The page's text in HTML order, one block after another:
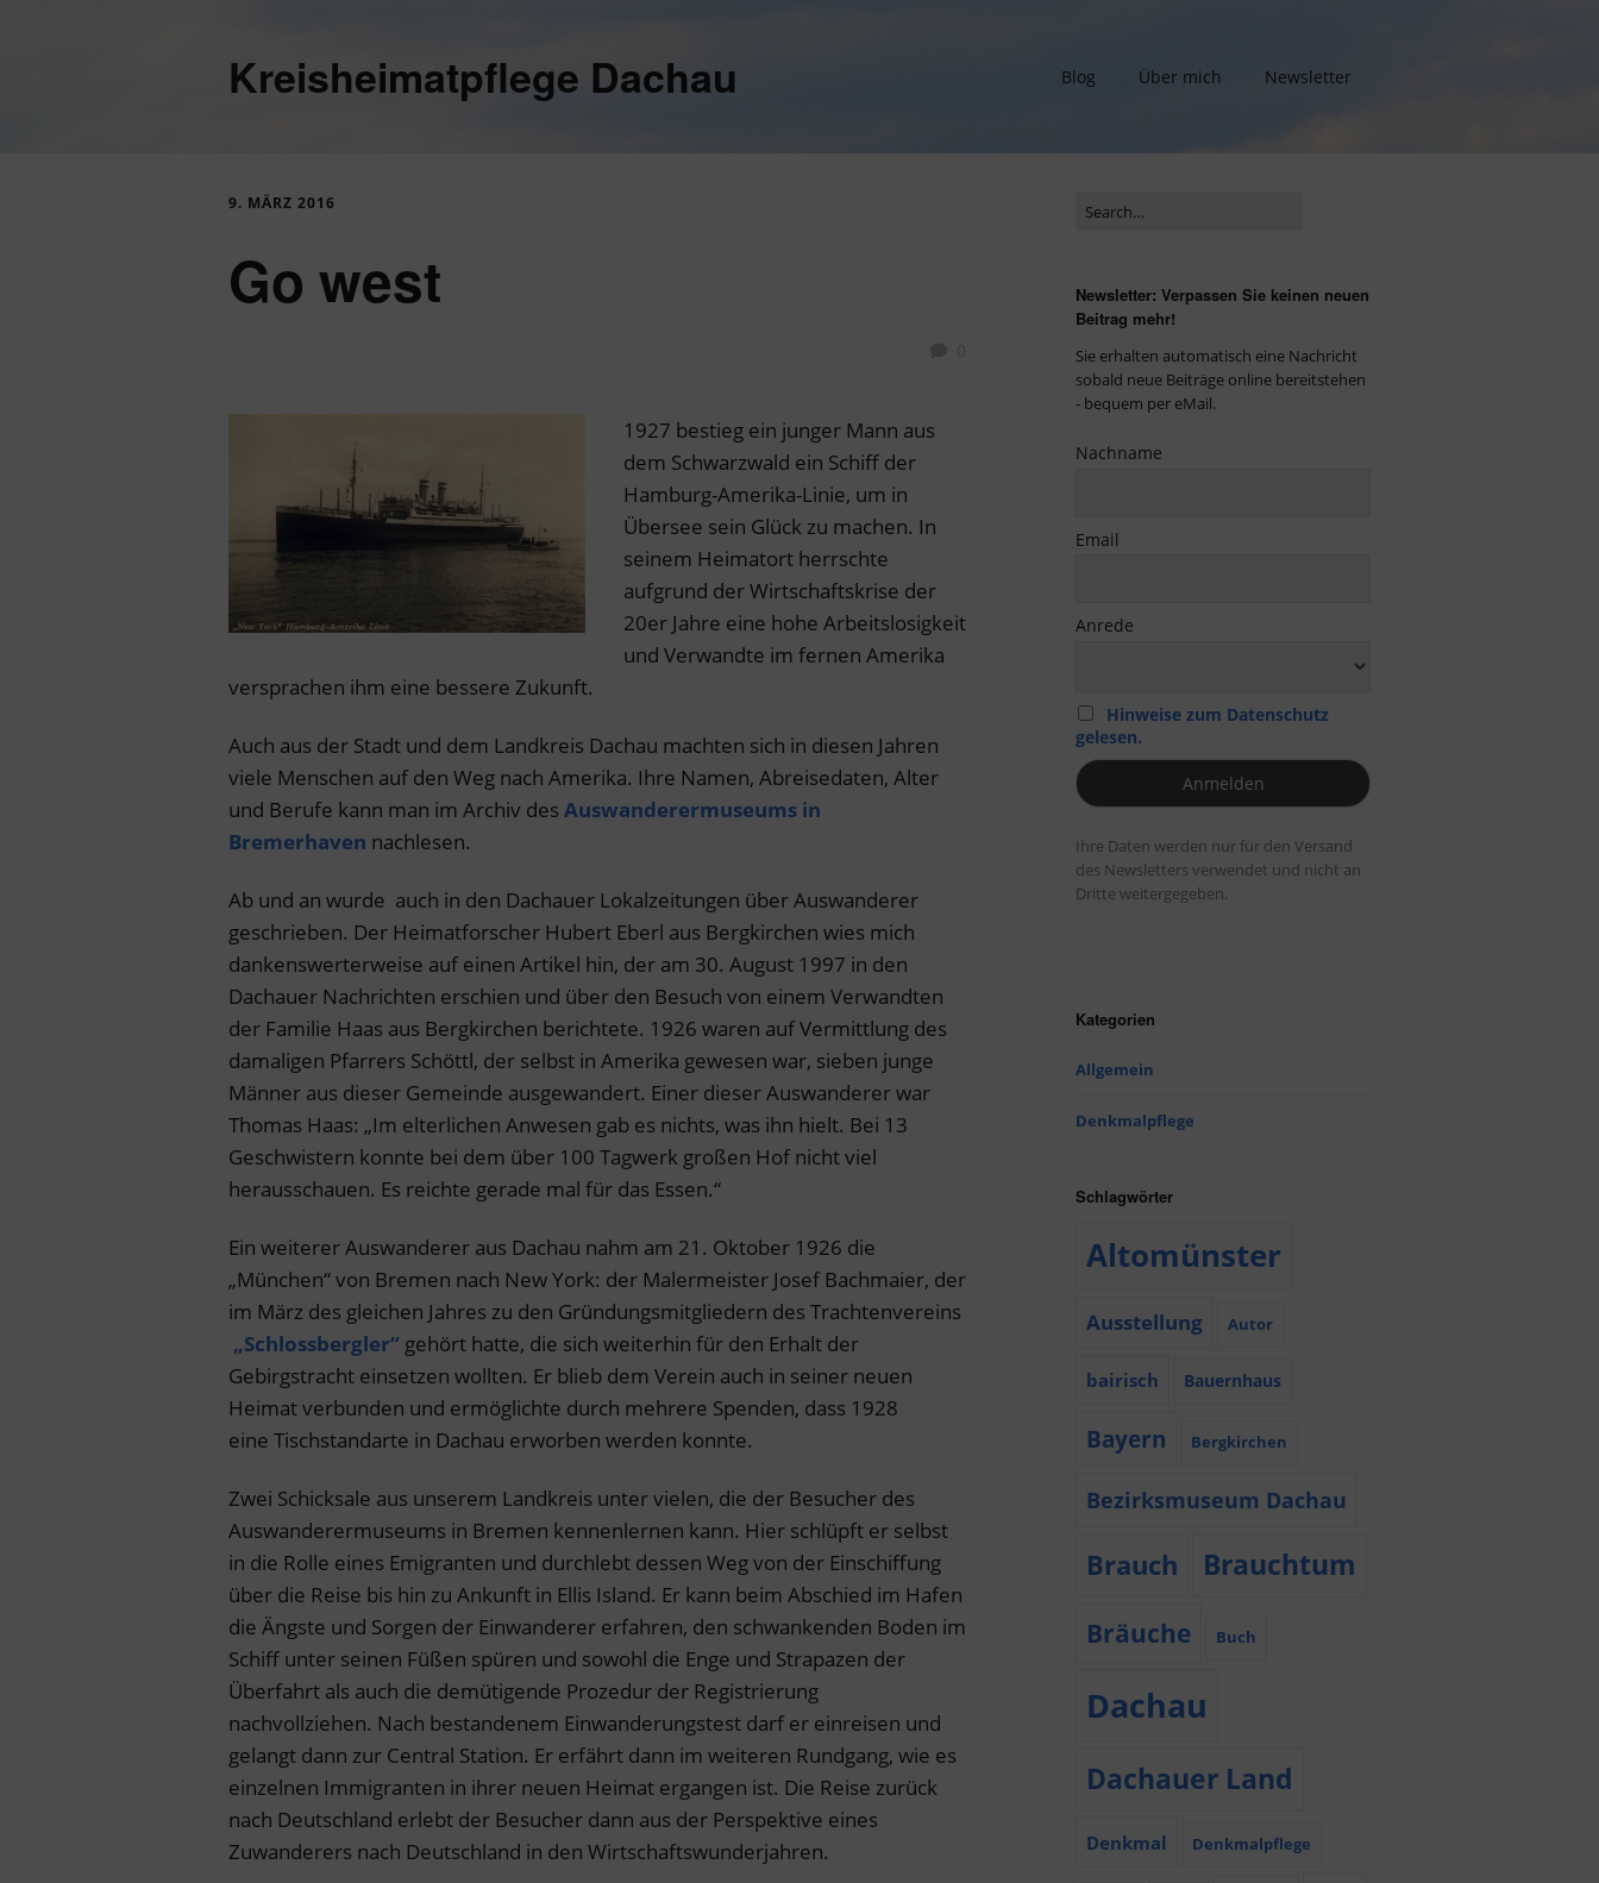
Kreisheimatpflege Dachau Blog Über mich Newsletter
9. MÄRZ 2016
Go west
1927 bestieg ein junger Mann aus
dem Schwarzwald ein Schiff der
Hamburg-Amerika-Linie, um in
Übersee sein Glück zu machen. In
seinem Heimatort herrschte
aufgrund der Wirtschaftskrise der
20er Jahre eine hohe Arbeitslosigkeit
und Verwandte im fernen Amerika
versprachen ihm eine bessere Zukunft.
Auch aus der Stadt und dem Landkreis Dachau machten sich in diesen Jahren
viele Menschen auf den Weg nach Amerika. Ihre Namen, Abreisedaten, Alter
und Berufe kann man im Archiv des Auswanderermuseums in
Bremerhaven nachlesen.
Ab und an wurde auch in den Dachauer Lokalzeitungen über Auswanderer
geschrieben. Der Heimatforscher Hubert Eberl aus Bergkirchen wies mich
dankenswerterweise auf einen Artikel hin, der am 30. August 1997 in den
Dachauer Nachrichten erschien und über den Besuch von einem Verwandten
der Familie Haas aus Bergkirchen berichtete. 1926 waren auf Vermittlung des
damaligen Pfarrers Schöttl, der selbst in Amerika gewesen war, sieben junge
Männer aus dieser Gemeinde ausgewandert. Einer dieser Auswanderer war
Thomas Haas: „Im elterlichen Anwesen gab es nichts, was ihn hielt. Bei 13
Geschwistern konnte bei dem über 100 Tagwerk großen Hof nicht viel
herausschauen. Es reichte gerade mal für das Essen.“
Ein weiterer Auswanderer aus Dachau nahm am 21. Oktober 1926 die
„München“ von Bremen nach New York: der Malermeister Josef Bachmaier, der
im März des gleichen Jahres zu den Gründungsmitgliedern des Trachtenvereins
„Schlossbergler“ gehört hatte, die sich weiterhin für den Erhalt der
Gebirgstracht einsetzen wollten. Er blieb dem Verein auch in seiner neuen
Heimat verbunden und ermöglichte durch mehrere Spenden, dass 1928
eine Tischstandarte in Dachau erworben werden konnte.
Zwei Schicksale aus unserem Landkreis unter vielen, die der Besucher des
Auswanderermuseums in Bremen kennenlernen kann. Hier schlüpft er selbst
in die Rolle eines Emigranten und durchlebt dessen Weg von der Einschiffung
über die Reise bis hin zu Ankunft in Ellis Island. Er kann beim Abschied im Hafen
die Ängste und Sorgen der Einwanderer erfahren, den schwankenden Boden im
Schiff unter seinen Füßen spüren und sowohl die Enge und Strapazen der
Überfahrt als auch die demütigende Prozedur der Registrierung
nachvollziehen. Nach bestandenem Einwanderungstest darf er einreisen und
gelangt dann zur Central Station. Er erfährt dann im weiteren Rundgang, wie es
einzelnen Immigranten in ihrer neuen Heimat ergangen ist. Die Reise zurück
nach Deutschland erlebt der Besucher dann aus der Perspektive eines
Zuwanderers nach Deutschland in den Wirtschaftswunderjahren.
Newsletter: Verpassen Sie keinen neuen
Beitrag mehr!
Sie erhalten automatisch eine Nachricht
sobald neue Beiträge online bereitstehen
- bequem per eMail.
Nachname
Email
Anrede
Hinweise zum Datenschutz
gelesen.
Ihre Daten werden nur für den Versand
des Newsletters verwendet und nicht an
Dritte weitergegeben.
Kategorien
Allgemein
Denkmalpflege
Schlagwörter
Altomünster
Ausstellung Autor
bairisch Bauernhaus
Bayern Bergkirchen
Bezirksmuseum Dachau
Brauch Brauchtum
Bräuche Buch
Dachau
Dachauer Land
Denkmal Denkmalpflege